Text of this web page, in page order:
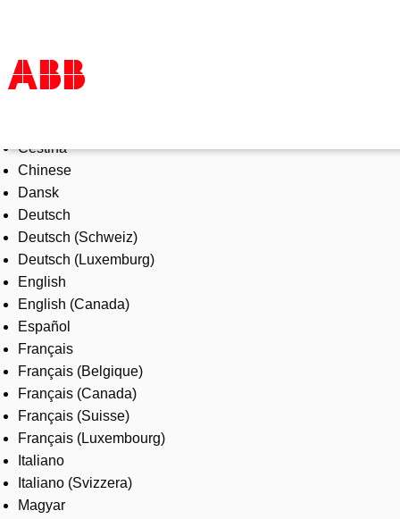
Products & Solutions
Industries
Services
About us
Where to buy
Contact us
Careers
Čeština
Chinese
Dansk
Deutsch
Deutsch (Schweiz)
Deutsch (Luxemburg)
English
English (Canada)
Español
Français
Français (Belgique)
Français (Canada)
Français (Suisse)
Français (Luxembourg)
Italiano
Italiano (Svizzera)
Magyar